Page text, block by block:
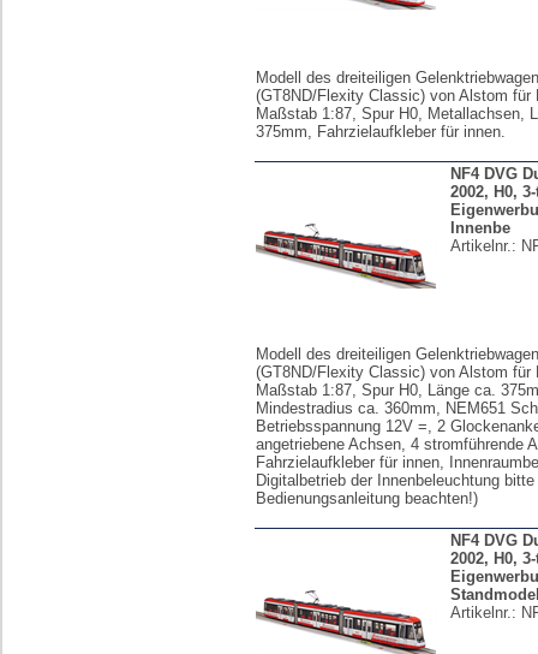
Modell des dreiteiligen
(GT8ND/Flexity Classic) von Alstom für
Maßstab 1:87, Spur H0, Metallachsen,
375mm, Fahrzielaufkleber für innen.
NF4 DVG
2002, H0,
Innenbe
Artikelnr.:
Modell des dreiteiligen
(GT8ND/Flexity Classic) von Alstom für
Maßstab 1:87, Spur H0, Länge ca.
Mindestradius ca. 360mm, NEM651
Betriebsspannung 12V =, 2
angetriebene Achsen, 4 stromführende
Fahrzielaufkleber für innen,
Digitalbetrieb der Innenbeleuchtung
Bedienungsanleitung beachten!)
NF4 DVG
2002, H0,
Artikelnr.: